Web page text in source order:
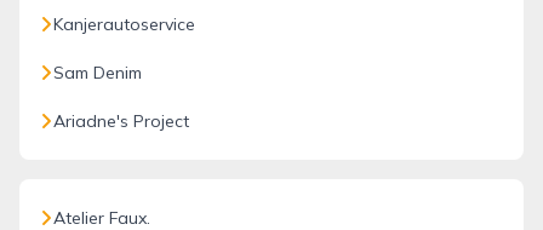
Kanjerautoservice
Sam Denim
Ariadne's Project
Atelier Faux.